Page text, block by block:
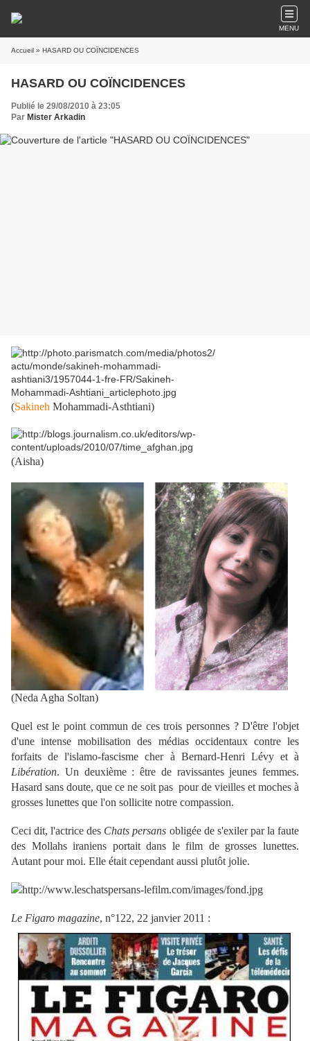
MENU
Accueil » HASARD OU COÏNCIDENCES
HASARD OU COÏNCIDENCES
Publié le 29/08/2010 à 23:05
Par Mister Arkadin
(Sakineh Mohammadi-Asthtiani)
(Aisha)
(Neda Agha Soltan)
Quel est le point commun de ces trois personnes ? D'être l'objet
d'une intense mobilisation des médias occidentaux contre les
forfaits de l'islamo-fascisme cher à Bernard-Henri Lévy et à
Libération. Un deuxième : être de ravissantes jeunes femmes.
Hasard sans doute, que ce ne soit pas pour de vieilles et moches à
grosses lunettes que l'on sollicite notre compassion.
Ceci dit, l'actrice des Chats persans obligée de s'exiler par la faute
des Mollahs iraniens portait dans le film de grosses lunettes.
Autant pour moi. Elle était cependant aussi plutôt jolie.
Le Figaro magazine, n°122, 22 janvier 2011 :